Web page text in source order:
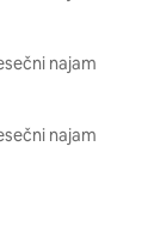
najam
najam